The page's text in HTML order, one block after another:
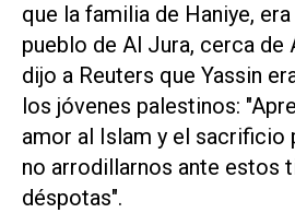
que la familia de Haniye,
pueblo de Al Jura, cerca de
dijo a Reuters que Yassin
los jóvenes palestinos:
amor al Islam y el sacrificio
no arrodillarnos ante estos
déspotas".